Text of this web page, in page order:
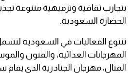
بتجارب ثقافية وترفيهية متنوعة
الحضارة السعودية.
تتنوع الفعاليات في السعودية
المهرجانات الغذائية، والفنون
المثال، مهرجان الجنادرية الذي يقام